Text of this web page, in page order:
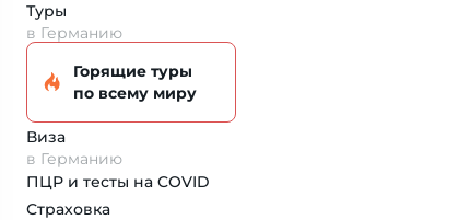
Туры
в Германию
Горящие туры
по всему миру
Виза
в Германию
ПЦР и тесты на COVID
Страховка